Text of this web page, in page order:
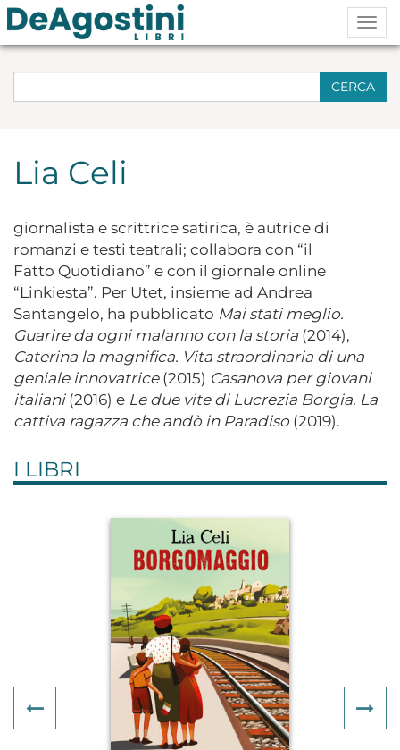
CERCA
Lia Celi
giornalista e scrittrice satirica, è autrice di
romanzi e testi teatrali; collabora con “il
Fatto Quotidiano” e con il giornale online
“Linkiesta”. Per Utet, insieme ad Andrea
Santangelo, ha pubblicato Mai stati meglio.
Guarire da ogni malanno con la storia (2014),
Caterina la magnifica. Vita straordinaria di una
geniale innovatrice(2015) Casanova per giovani
italiani(2016) e Le due vite di Lucrezia Borgia. La
cattiva ragazza che andò in Paradiso(2019).
I LIBRI
Previous